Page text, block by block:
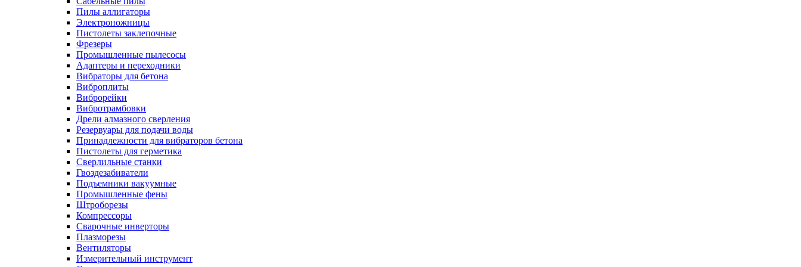
Пилы аллигаторы
Электроножницы
Пистолеты заклепочные
Фрезеры
Промышленные пылесосы
Адаптеры и переходники
Вибраторы для бетона
Виброплиты
Виброрейки
Вибротрамбовки
Дрели алмазного сверления
Резервуары для подачи воды
Принадлежности для вибраторов бетона
Пистолеты для герметика
Сверлильные станки
Гвоздезабиватели
Подъемники вакуумные
Промышленные фены
Штроборезы
Компрессоры
Сварочные инверторы
Плазморезы
Вентиляторы
Измерительный инструмент